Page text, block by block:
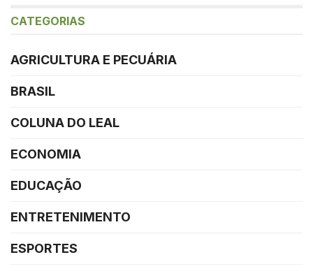
CATEGORIAS
AGRICULTURA E PECUÁRIA
BRASIL
COLUNA DO LEAL
ECONOMIA
EDUCAÇÃO
ENTRETENIMENTO
ESPORTES